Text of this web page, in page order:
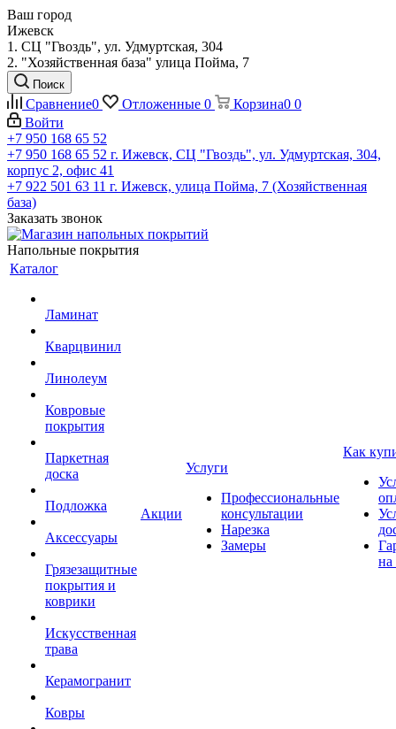
Ваш город
Ижевск
1. СЦ "Гвоздь", ул. Удмуртская, 304
2. "Хозяйственная база" улица Пойма, 7
Поиск
Сравнение0 Отложенные 0 Корзина0 0
Войти
+7 950 168 65 52
+7 950 168 65 52 г. Ижевск, СЦ "Гвоздь", ул. Удмуртская, 304,
корпус 2, офис 41
+7 922 501 63 11 г. Ижевск, улица Пойма, 7 (Хозяйственная
база)
Заказать звонок
Напольные покрытия
Каталог
Ламинат
Кварцвинил
Линолеум
Ковровые
покрытия
Паркетная
доска
Подложка
Аксессуары
Грязезащитные
покрытия и
коврики
Искусственная
трава
Керамогранит
Ковры
Акции
Услуги
Профессиональные
консультации
Нарезка
Замеры
Как
на